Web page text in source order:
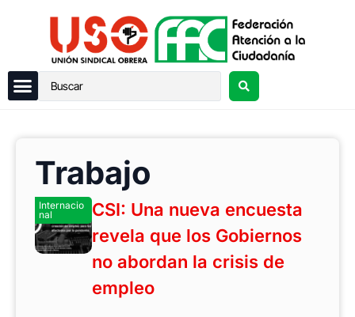
Trabajo
Internacio
nal
CSI: Una nueva encuesta
revela que los Gobiernos
no abordan la crisis de
empleo